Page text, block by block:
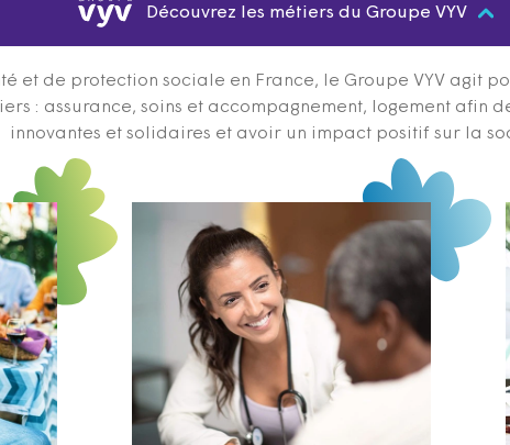
Découvrez les métiers du Groupe VYV
et de protection sociale en France, le Groupe VYV agit
: assurance, soins et accompagnement, logement afin
innovantes et solidaires et avoir un impact positif sur la